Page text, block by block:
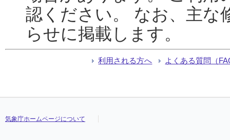
認ください。 なお、主な
らせに掲載します。
利用される方へ よくある質問（
気象庁ホームページについて